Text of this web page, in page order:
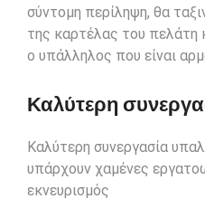
σύντομη περίληψη, θα
της καρτέλας του
ο υπάλληλος που είναι
Καλύτερη
Καλύτερη συνεργασία
υπάρχουν χαμένες
εκνευρισμός